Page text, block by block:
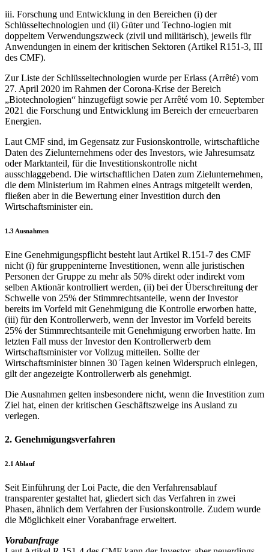
iii. Forschung und Entwicklung in den Bereichen (i) der
Schlüsseltechnologien und (ii) Güter und Techno-logien mit
doppeltem Verwendungszweck (zivil und militärisch), jeweils für
Anwendungen in einem der kritischen Sektoren (Artikel R151-3, III
des CMF).
Zur Liste der Schlüsseltechnologien wurde per Erlass (Arrêté) vom
27. April 2020 im Rahmen der Corona-Krise der Bereich
„Biotechnologien“ hinzugefügt sowie per Arrêté vom 10. September
2021 die Forschung und Entwicklung im Bereich der erneuerbaren
Energien.
Laut CMF sind, im Gegensatz zur Fusionskontrolle, wirtschaftliche
Daten des Zielunternehmens oder des Investors, wie Jahresumsatz
oder Marktanteil, für die Investitionskontrolle nicht
ausschlaggebend. Die wirtschaftlichen Daten zum Zielunternehmen,
die dem Ministerium im Rahmen eines Antrags mitgeteilt werden,
fließen aber in die Bewertung einer Investition durch den
Wirtschaftsminister ein.
1.3 Ausnahmen
Eine Genehmigungspflicht besteht laut Artikel R.151-7 des CMF
nicht (i) für gruppeninterne Investitionen, wenn alle juristischen
Personen der Gruppe zu mehr als 50% direkt oder indirekt vom
selben Aktionär kontrolliert werden, (ii) bei der Überschreitung der
Schwelle von 25% der Stimmrechtsanteile, wenn der Investor
bereits im Vorfeld mit Genehmigung die Kontrolle erworben hatte,
(iii) für den Kontrollerwerb, wenn der Investor im Vorfeld bereits
25% der Stimmrechtsanteile mit Genehmigung erworben hatte. Im
letzten Fall muss der Investor den Kontrollerwerb dem
Wirtschaftsminister vor Vollzug mitteilen. Sollte der
Wirtschaftsminister binnen 30 Tagen keinen Widerspruch einlegen,
gilt der angezeigte Kontrollerwerb als genehmigt.
Die Ausnahmen gelten insbesondere nicht, wenn die Investition zum
Ziel hat, einen der kritischen Geschäftszweige ins Ausland zu
verlegen.
2. Genehmigungsverfahren
2.1 Ablauf
Seit Einführung der Loi Pacte, die den Verfahrensablauf
transparenter gestaltet hat, gliedert sich das Verfahren in zwei
Phasen, ähnlich dem Verfahren der Fusionskontrolle. Zudem wurde
die Möglichkeit einer Vorabanfrage erweitert.
Vorabanfrage